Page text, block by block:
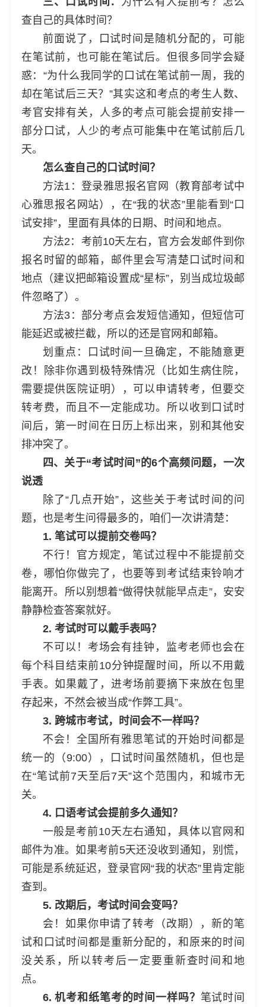
查自己的具体时间？
前面说了，口试时间是随机分配的，可能
在笔试前，也可能在笔试后。但很多同学会疑
惑：“为什么我同学的口试在笔试前一周，我的
却在笔试后三天？”其实这和考点的考生人数、
考官安排有关，人多的考点可能会提前安排一
部分口试，人少的考点可能集中在笔试前后几
天。
怎么查自己的口试时间？
方法1：登录雅思报名官网（教育部考试中
心雅思报名网站），在“我的状态”里能看到“口
试安排”，里面有具体的日期、时间和地点。
方法2：考前10天左右，官方会发邮件到你
报名时留的邮箱，邮件里会写清楚口试时间和
地点（建议把邮箱设置成“星标”，别当成垃圾邮
件忽略了）。
方法3：部分考点会发短信通知，但短信可
能延迟或被拦截，所以的还是官网和邮箱。
划重点：口试时间一旦确定，不能随意更
改！除非你遇到极特殊情况（比如生病住院，
需要提供医院证明），可以申请转考，但要交
转考费，而且不一定能成功。所以收到口试时
间后，第一时间在日历上标出来，别和其他安
排冲突了。
四、关于“考试时间”的6个高频问题，一次
说透
除了“几点开始”，这些关于考试时间的问
题，也是考生问得最多的，咱们一次讲清楚：
1. 笔试可以提前交卷吗？
不行！官方规定，笔试过程中不能提前交
卷，哪怕你做完了，也要等到考试结束铃响才
能离开。所以别想着“做得快就能早点走”，安安
静静检查答案就好。
2. 考试时可以戴手表吗？
不可以！考场会有挂钟，监考老师也会在
每个科目结束前10分钟提醒时间，所以不用戴
手表。如果戴了，进考场前要摘下来放在包里
存起来，不然会被当成“作弊工具”。
3. 跨城市考试，时间会不一样吗？
不会！全国所有雅思笔试的开始时间都是
统一的（9:00），口试时间虽然随机，但也是
在“笔试前7天至后7天”这个范围内，和城市无
关。
4. 口语考试会提前多久通知？
一般是考前10天左右通知，具体以官网和
邮件为准。如果考前5天还没收到通知，别慌，
可能是系统延迟，登录官网“我的状态”里肯定能
查到。
5. 改期后，考试时间会变吗？
会！如果你申请了转考（改期），新的笔
试和口试时间都是重新分配的，和原来的时间
没关系，所以转考后一定要重新查时间和地
点。
6. 机考和纸笔考的时间一样吗？ 笔试时间